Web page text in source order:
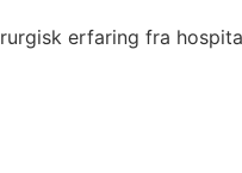
erfaring fra